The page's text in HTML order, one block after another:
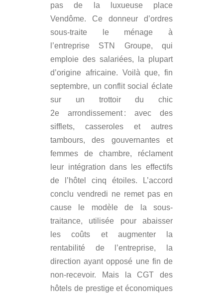
pas de la luxueuse place
Vendôme. Ce donneur d’ordres
sous-traite le ménage à
l’entreprise STN Groupe, qui
emploie des salariées, la plupart
d’origine africaine. Voilà que, fin
septembre, un conflit social éclate
sur un trottoir du chic
2e arrondissement : avec des
sifflets, casseroles et autres
tambours, des gouvernantes et
femmes de chambre, réclament
leur intégration dans les effectifs
de l’hôtel cinq étoiles. L’accord
conclu vendredi ne remet pas en
cause le modèle de la sous-
traitance, utilisée pour abaisser
les coûts et augmenter la
rentabilité de l’entreprise, la
direction ayant opposé une fin de
non-recevoir. Mais la CGT des
hôtels de prestige et économiques